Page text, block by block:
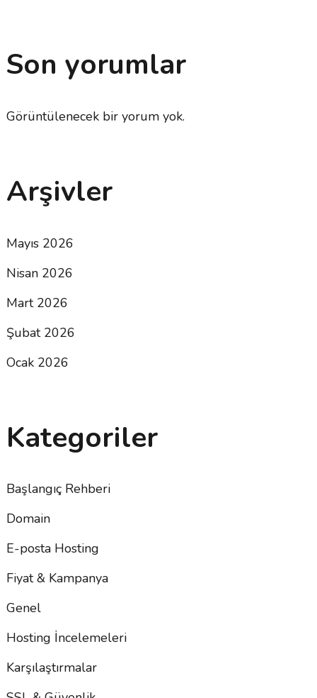
Son yorumlar
Görüntülenecek bir yorum yok.
Arşivler
Mayıs 2026
Nisan 2026
Mart 2026
Şubat 2026
Ocak 2026
Kategoriler
Başlangıç Rehberi
Domain
E-posta Hosting
Fiyat & Kampanya
Genel
Hosting İncelemeleri
Karşılaştırmalar